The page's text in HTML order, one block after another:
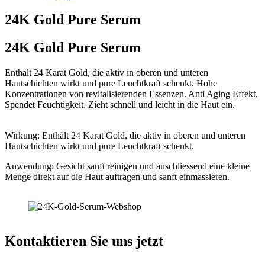
24K Gold Pure Serum
24K Gold Pure Serum
Enthält 24 Karat Gold, die aktiv in oberen und unteren
Hautschichten wirkt und pure Leuchtkraft schenkt. Hohe
Konzentrationen von revitalisierenden Essenzen. Anti Aging Effekt.
Spendet Feuchtigkeit. Zieht schnell und leicht in die Haut ein.
Wirkung: Enthält 24 Karat Gold, die aktiv in oberen und unteren
Hautschichten wirkt und pure Leuchtkraft schenkt.
Anwendung: Gesicht sanft reinigen und anschliessend eine kleine
Menge direkt auf die Haut auftragen und sanft einmassieren.
Kontaktieren Sie uns jetzt